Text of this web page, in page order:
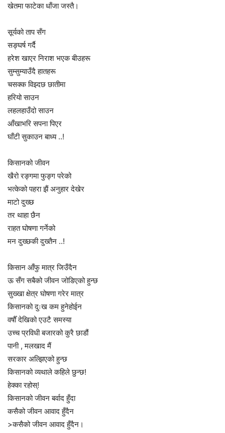
खेतमा फाटेका धाँजा जस्तै।
सूर्यको ताप सँग
सङ्घर्ष गर्दै
हरेश खाएर निराश भएक बीउहरू
सुम्सुम्याउँदै हातहरू
चसक्क विझ्दछ छातीमा
हरियो साउन
लहलहाउँदो साउन
आँखाभरि सपना पिएर
घाँटी सुकाउन बाध्य ..!
किसानको जीवन
खैरो रङ्गमा फुङ्ग परेको
भत्केको पहरा झैं अनुहार देखेर
माटो दुख्छ
तर थाहा छैन
राहत घोषणा गर्नेको
मन दुख्छकी दुख्तैन ..!
किसान आँफु मात्र जिउँदैन
ऊ सँग सबैको जीवन जोडिएको हुन्छ
सुख्खा क्षेत्र घोषणा गरेर मात्र
किसानको दुःख कम हुनेहोईन
वर्षौँ देखिको एउटै समस्या
उच्च प्रविधी बजारको कुरै छाडौं
पानी , मलखाद मैं
सरकार अल्झिएको हुन्छ
किसानको व्यथाले कहिले छुन्छ!
हेक्का रहोस्!
किसानको जीवन बर्वाद हुँदा
कसैको जीवन आवाद हुँदैन
>कसैको जीवन आवाद हुँदैन।